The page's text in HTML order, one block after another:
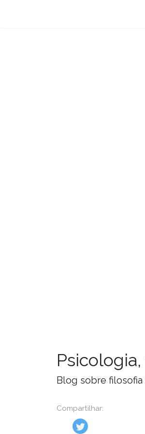
Blog sobre
Compartilhar: